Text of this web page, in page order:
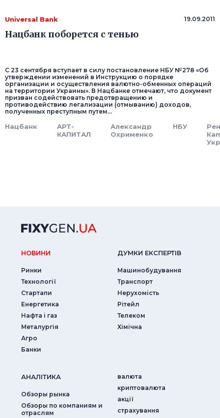
Universal Bank 19.09.2011
Нацбанк поборется с тенью
С 23 сентября вступает в силу постановление НБУ №278 «Об
утверждении изменений в Инструкцию о порядке
организации и осуществления валютно-обменных операций
на территории Украины». В Нацбанке отмечают, что документ
призван содействовать предотвращению и
противодействию легализации (отмыванию) доходов,
полученных преступным путем...
Нацбанк
АРТ-
КАПИТАЛ
Александр
Охрименко
НБУ
НОВИНИ
Ринки
Технології
Стартапи
Енергетика
Нафта і газ
Металургія
Агро
Банки
ДУМКИ ЕКСПЕРТIВ
Машинобудування
Транспорт
Нерухомість
Рітейл
Телеком
Хімічна
АНАЛIТИКА
Обзоры рынка
Обзоры по компаниям и
отраслям
валюта
криптовалюта
акції
страхування